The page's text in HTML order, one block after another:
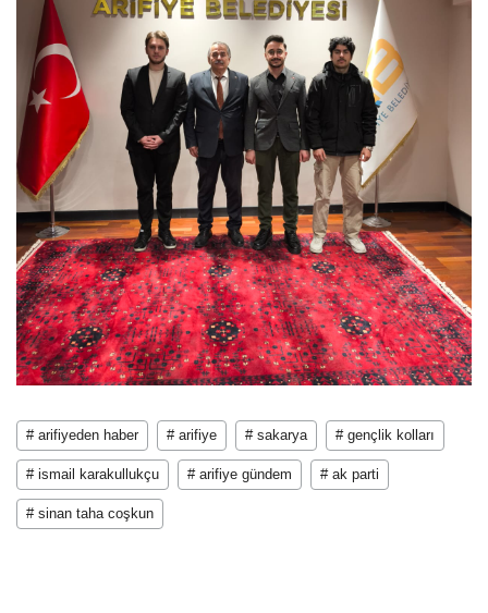
# arifiyeden haber # arifiye # sakarya # gençlik kolları
# ismail karakullukçu # arifiye gündem # ak parti
# sinan taha coşkun